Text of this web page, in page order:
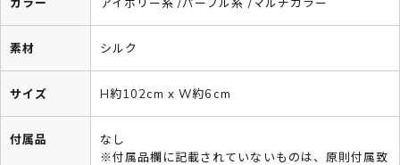
素材 シルク
サイズ H約102cm x W約6cm
付属品
なし
※付属品欄に記載されていないものは、原則付属致